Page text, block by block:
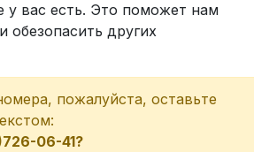
вас есть. Это поможет нам
обезопасить других
пожалуйста, оставьте
06-41?